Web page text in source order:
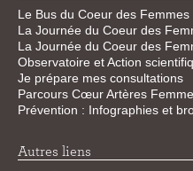
Le Bus du Coeur des Femmes
La Journée du Coeur des
La Journée du Coeur des
Observatoire et Action
Je prépare mes consultations
Parcours Cœur Artères
Prévention : Infographies et
Autres liens